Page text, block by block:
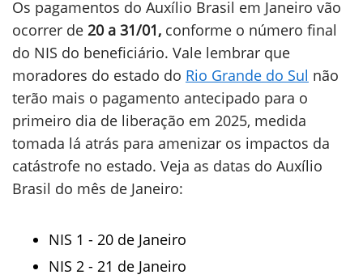
Os pagamentos do Auxílio Brasil em Janeiro vão
ocorrer de 20 a 31/01, conforme o número final
do NIS do beneficiário. Vale lembrar que
moradores do estado do Rio Grande do Sul não
terão mais o pagamento antecipado para o
primeiro dia de liberação em 2025, medida
tomada lá atrás para amenizar os impactos da
catástrofe no estado. Veja as datas do Auxílio
Brasil do mês de Janeiro:
NIS 1 - 20 de Janeiro
NIS 2 - 21 de Janeiro